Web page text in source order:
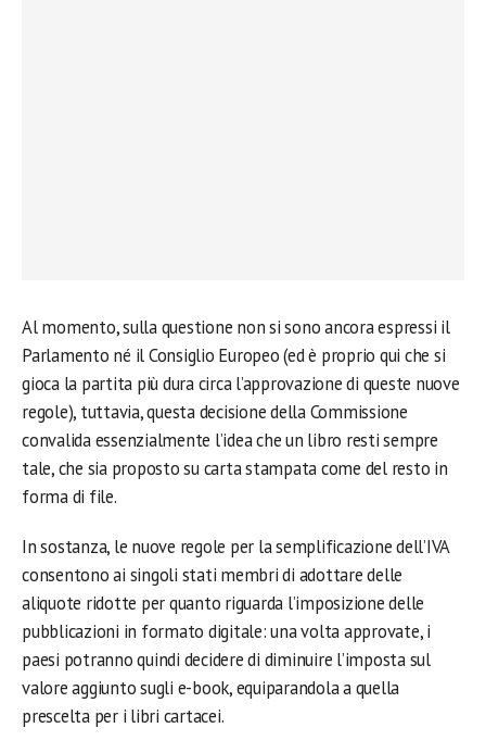
Al momento, sulla questione non si sono ancora espressi il
Parlamento né il Consiglio Europeo (ed è proprio qui che si
gioca la partita più dura circa l’approvazione di queste nuove
regole), tuttavia, questa decisione della Commissione
convalida essenzialmente l’idea che un libro resti sempre
tale, che sia proposto su carta stampata come del resto in
forma di file.
In sostanza, le nuove regole per la semplificazione dell’IVA
consentono ai singoli stati membri di adottare delle
aliquote ridotte per quanto riguarda l’imposizione delle
pubblicazioni in formato digitale: una volta approvate, i
paesi potranno quindi decidere di diminuire l’imposta sul
valore aggiunto sugli e-book, equiparandola a quella
prescelta per i libri cartacei.